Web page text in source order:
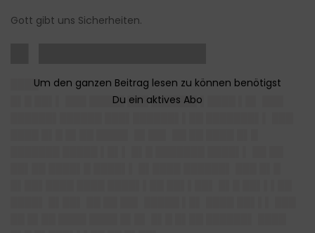
Gott gibt uns Sicherheiten.
████
█▌█ ██▌▌ ███ █████ ███ ██████▌▌████ ▌█▌ ███